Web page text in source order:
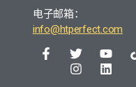
电子邮箱：
info@htperfect.com